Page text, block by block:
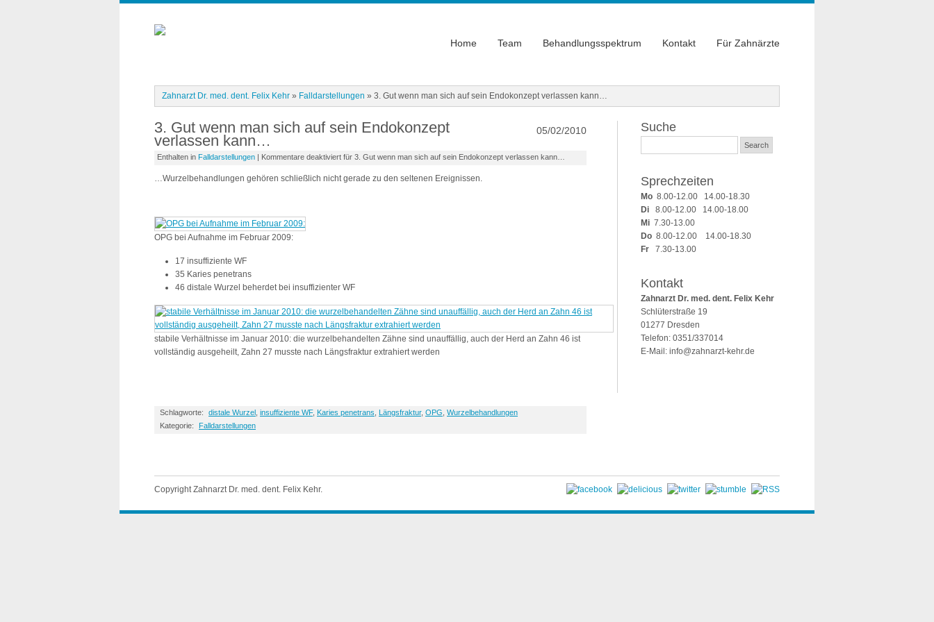
Home Team Behandlungsspektrum Kontakt Für Zahnärzte
Zahnarzt Dr. med. dent. Felix Kehr » Falldarstellungen » 3. Gut wenn man sich auf sein Endokonzept verlassen kann…
Suche
Sprechzeiten
Mo 8.00-12.00 14.00-18.30
Di 8.00-12.00 14.00-18.00
Mi 7.30-13.00
Do 8.00-12.00 14.00-18.30
Fr 7.30-13.00
Kontakt
Zahnarzt Dr. med. dent. Felix Kehr
Schlüterstraße 19
01277 Dresden
Telefon: 0351/337014
E-Mail: info@zahnarzt-kehr.de
05/02/2010
3. Gut wenn man sich auf sein Endokonzept
verlassen kann…
Enthalten in Falldarstellungen | Kommentare deaktiviert für 3. Gut wenn man sich auf sein Endokonzept verlassen kann…
…Wurzelbehandlungen gehören schließlich nicht gerade zu den seltenen Ereignissen.
OPG bei Aufnahme im Februar 2009:
17 insuffiziente WF
35 Karies penetrans
46 distale Wurzel beherdet bei insuffizienter WF
stabile Verhältnisse im Januar 2010: die wurzelbehandelten Zähne sind unauffällig, auch der Herd an Zahn 46 ist
vollständig ausgeheilt, Zahn 27 musste nach Längsfraktur extrahiert werden
Schlagworte: distale Wurzel insuffiziente WF, Karies penetrans Längsfraktur, OPG Wurzelbehandlungen
Kategorie:
Falldarstellungen
Copyright Zahnarzt Dr. med. dent. Felix Kehr.